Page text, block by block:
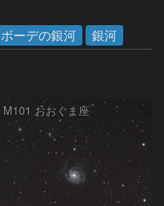
ボーデの銀河 銀河
M101 おおぐま座